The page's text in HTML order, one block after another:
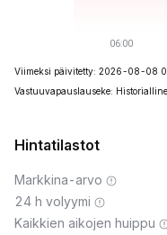
Viimeksi päivitetty: 2026-08-08
Vastuuvapauslauseke:
Hintatilastot
Markkina-arvo
24 h volyymi
Kaikkien aikojen huippu